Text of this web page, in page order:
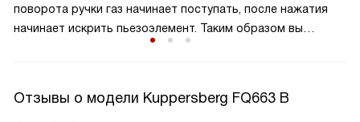
расположение посуды, что делает её идеальной для
семейного использования.
поворота ручки газ начинает поступать, после нажатия
начинает искрить пьезоэлемент. Таким образом вы
Отзывы о модели Kuppersberg FQ663 B